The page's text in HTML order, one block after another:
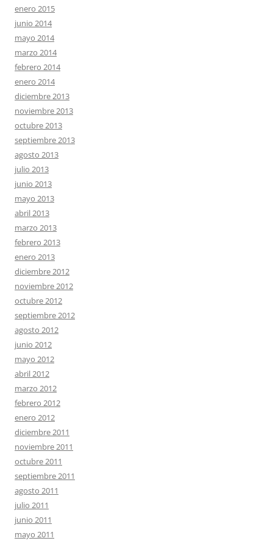
enero 2015
junio 2014
mayo 2014
marzo 2014
febrero 2014
enero 2014
diciembre 2013
noviembre 2013
octubre 2013
septiembre 2013
agosto 2013
julio 2013
junio 2013
mayo 2013
abril 2013
marzo 2013
febrero 2013
enero 2013
diciembre 2012
noviembre 2012
octubre 2012
septiembre 2012
agosto 2012
junio 2012
mayo 2012
abril 2012
marzo 2012
febrero 2012
enero 2012
diciembre 2011
noviembre 2011
octubre 2011
septiembre 2011
agosto 2011
julio 2011
junio 2011
mayo 2011